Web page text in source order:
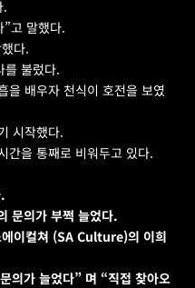
.
고 말했다.
했다.
를 불렀다.
을 배우자 천식이 호전을 보였
시작했다.
간을 통째로 비워두고 있다.
.
문의가 부쩍 늘었다.
이컬쳐 (SA Culture)의 이희
의가 늘었다” 며 “직접 찾아오